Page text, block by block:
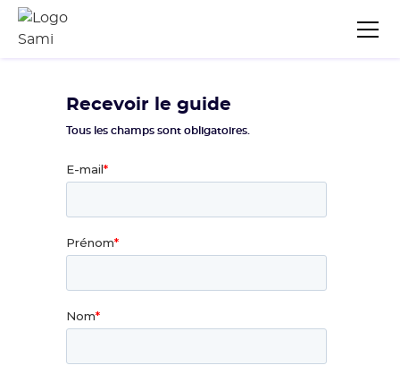
Recevoir le guide
Tous les champs sont obligatoires.